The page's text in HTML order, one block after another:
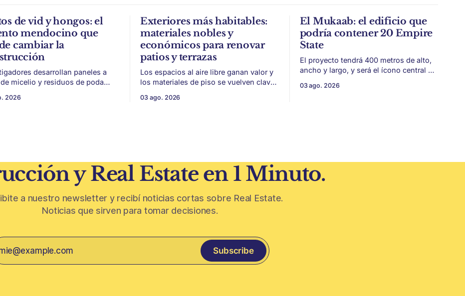
de vid y hongos: el
mendocino que
cambiar la
desarrollan paneles a
micelio y residuos de poda
y acústica de menor impacto
2026
Exteriores más habitables:
materiales nobles y
económicos para renovar
patios y terrazas
Los espacios al aire libre ganan valor y
los materiales de piso se vuelven clave
sin encarar una gran obra. Patios,
03 ago. 2026
El Mukaab: el edificio que
podría contener 20 Empire
State
El proyecto tendrá 400 metros de alto,
ancho y largo, y será el ícono central de
vinculada al plan Visión 2030. Arabia
03 ago. 2026
y Real Estate en 1 Minuto.
a nuestro newsletter y recibí noticias cortas sobre Real Estate.
Noticias que sirven para tomar decisiones.
Subscribe